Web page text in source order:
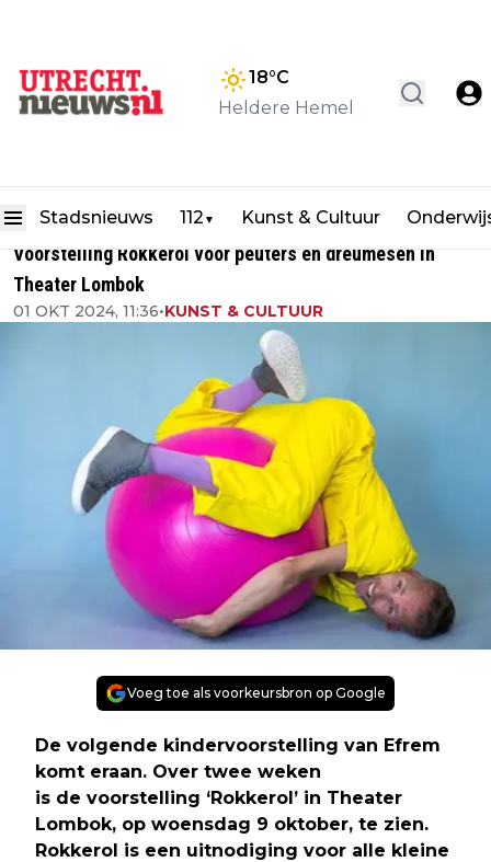
18°C
Heldere Hemel
Stadsnieuws 112 ▼ Kunst & Cultuur
Voorstelling Rokkerol voor peuters en dreumesen in
Theater Lombok
01 OKT 2024, 11:36•KUNST & CULTUUR
Voeg toe als voorkeursbron op Google
De volgende kindervoorstelling van Efrem
komt eraan. Over twee weken
is de voorstelling ‘Rokkerol’ in Theater
Lombok, op woensdag 9 oktober, te zien.
Rokkerol is een uitnodiging voor alle kleine